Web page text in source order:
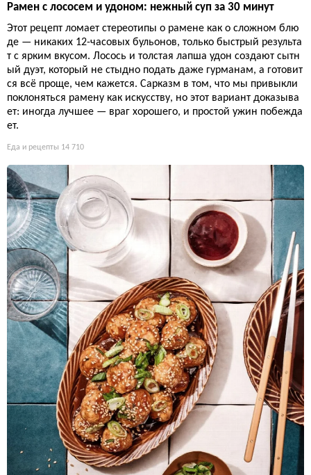
Рамен с лососем и удоном: нежный суп за 30 минут
Этот рецепт ломает стереотипы о рамене как о сложном блю
де — никаких 12-часовых бульонов, только быстрый результа
т с ярким вкусом. Лосось и толстая лапша удон создают сытн
ый дуэт, который не стыдно подать даже гурманам, а готовит
ся всё проще, чем кажется. Сарказм в том, что мы привыкли
поклоняться рамену как искусству, но этот вариант доказыва
ет: иногда лучшее — враг хорошего, и простой ужин побежда
ет.
Еда и рецепты 14 710